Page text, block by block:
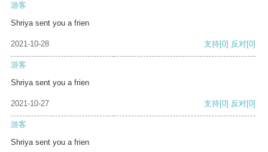
游客
Shriya sent you a frien
2021-10-28 支持[0] 反对[0]
游客
Shriya sent you a frien
2021-10-27 支持[0] 反对[0]
游客
Shriya sent you a frien